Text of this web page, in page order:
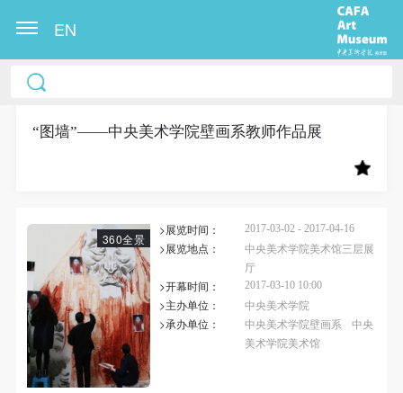
EN
“图墙”——中央美术学院壁画系教师作品展
360全景
>展览时间： 2017-03-02 - 2017-04-16
>展览地点：
中央美术学院美术馆三层展
厅
>开幕时间：
2017-03-10 10:00
>主办单位：
中央美术学院
>承办单位：
中央美术学院壁画系
中央
美术学院美术馆
中央美术学院美术馆出版授权协议书
称“CAFAM”），愿意将本人参与中央美术学院美术馆
动）的涉及本人的图像、照片、文字、著作、活动成
作发表、出版。中央美术学院可以以电子、网络及其
它数字媒体形式公开出版，并同意编入《中国知识资
源总库》《中央美术学院资料库》《中央美术学院美
术馆资料库》等相关资料、文献、档案机构和平台，
在中央美术学院中使用和在互联网上传播，同意按相
关“章程”规定享受相关权益。
中央美术学院美术馆活动安全免责协议书
中央美术学院美术馆出版授权协议书
称“CAFAM”），愿意将本人参与中央美术学院美术馆
动）的涉及本人的图像、照片、文字、著作、活动成
作发表、出版。中央美术学院可以以电子、网络及其
它数字媒体形式公开出版，并同意编入《中国知识资
源总库》《中央美术学院资料库》《中央美术学院美
术馆资料库》等相关资料、文献、档案机构和平台，
在中央美术学院中使用和在互联网上传播，同意按相
关“章程”规定享受相关权益。
中央美术学院美术馆活动安全免责协议书
中央美术学院美术馆出版授权协议书
称“CAFAM”），愿意将本人参与中央美术学院美术馆
动）的涉及本人的图像、照片、文字、著作、活动成
作发表、出版。中央美术学院可以以电子、网络及其
它数字媒体形式公开出版，并同意编入《中国知识资
源总库》《中央美术学院资料库》《中央美术学院美
术馆资料库》等相关资料、文献、档案机构和平台，
在中央美术学院中使用和在互联网上传播，同意按相
关“章程”规定享受相关权益。
中央美术学院美术馆活动安全免责协议书